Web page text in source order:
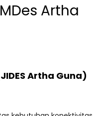
Artha
Artha Guna)